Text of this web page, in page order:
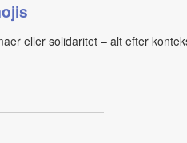
eller solidaritet – alt efter